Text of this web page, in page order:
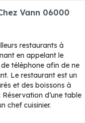
Vann 06000
restaurants à
en appelant le
téléphone afin de ne
Le restaurant est un
et des boissons à
d’une table
chef cuisinier.